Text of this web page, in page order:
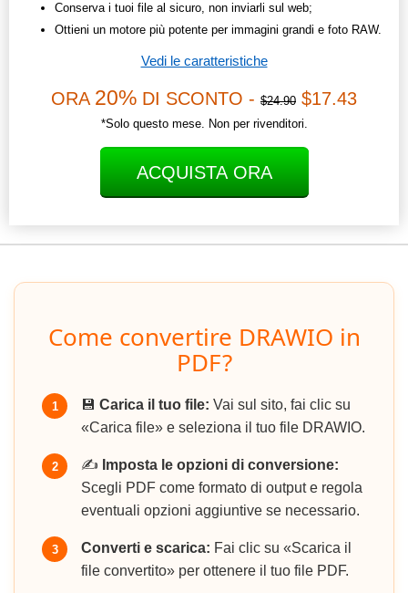
Conserva i tuoi file al sicuro, non inviarli sul web;
Ottieni un motore più potente per immagini grandi e foto RAW.
Vedi le caratteristiche
ORA 20% DI SCONTO - $24.90 $17.43
*Solo questo mese. Non per rivenditori.
ACQUISTA ORA
Come convertire DRAWIO in
PDF?
1 💾 Carica il tuo file: Vai sul sito, fai clic su
«Carica file» e seleziona il tuo file DRAWIO.
2 ✍️ Imposta le opzioni di conversione:
Scegli PDF come formato di output e regola
eventuali opzioni aggiuntive se necessario.
3 Converti e scarica: Fai clic su «Scarica il
file convertito» per ottenere il tuo file PDF.